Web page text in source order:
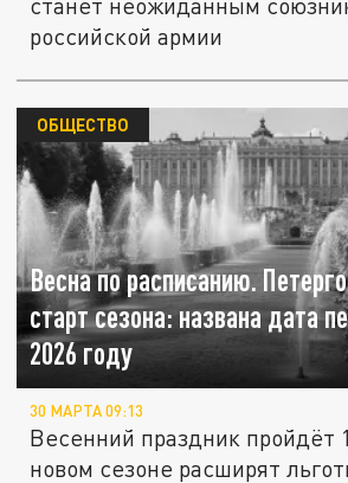
российской армии
Весна по расписанию.
старт сезона: названа дата
2026 году
ОБЩЕСТВО
30 МАРТА 09:13
Весенний праздник пройдёт
новом сезоне расширят